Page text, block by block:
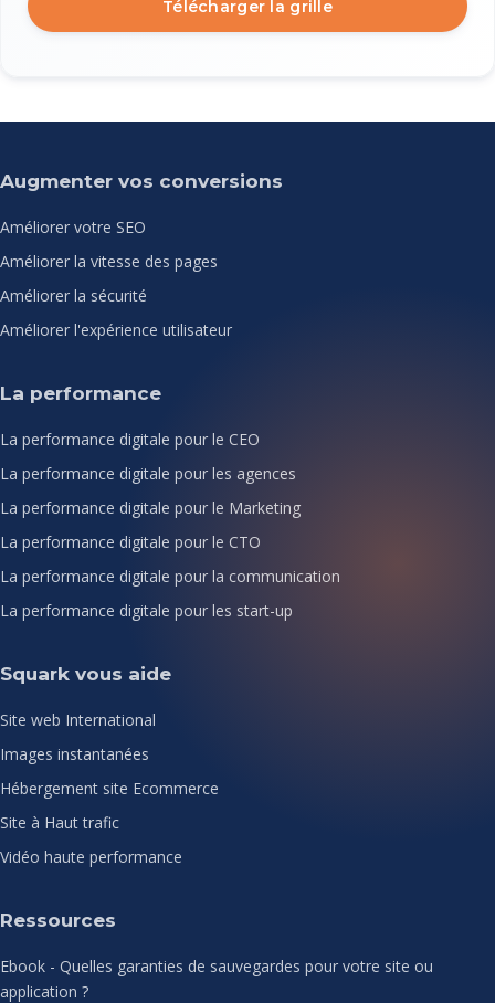
Télécharger la grille
Augmenter vos conversions
Améliorer votre SEO
Améliorer la vitesse des pages
Améliorer la sécurité
Améliorer l'expérience utilisateur
La performance
La performance digitale pour le CEO
La performance digitale pour les agences
La performance digitale pour le Marketing
La performance digitale pour le CTO
La performance digitale pour la communication
La performance digitale pour les start-up
Squark vous aide
Site web International
Images instantanées
Hébergement site Ecommerce
Site à Haut trafic
Vidéo haute performance
Ressources
Ebook - Quelles garanties de sauvegardes pour votre site ou
application ?